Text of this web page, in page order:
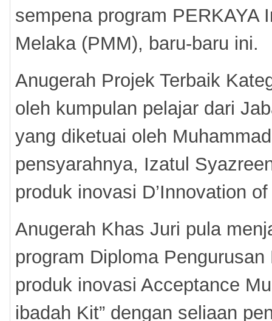
sempena program PERKAYA
Melaka (PMM), baru-baru ini.
Anugerah Projek Terbaik
oleh kumpulan pelajar dari
yang diketuai oleh
pensyarahnya, Izatul
produk inovasi D’Innovation
Anugerah Khas Juri pula
program Diploma
produk inovasi Acceptance
ibadah Kit” dengan seliaan